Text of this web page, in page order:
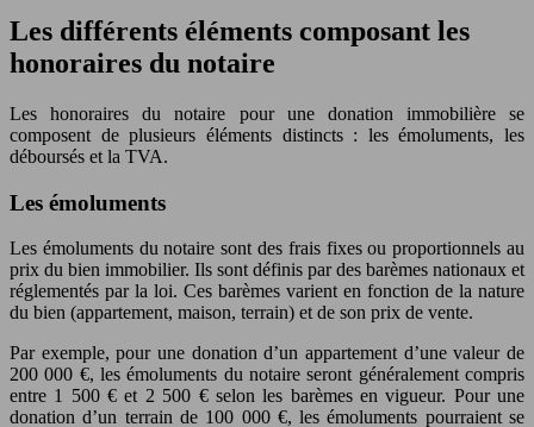
Les différents éléments composant les
honoraires du notaire
Les honoraires du notaire pour une donation immobilière se
composent de plusieurs éléments distincts : les émoluments, les
déboursés et la TVA.
Les émoluments
Les émoluments du notaire sont des frais fixes ou proportionnels au
prix du bien immobilier. Ils sont définis par des barèmes nationaux et
réglementés par la loi. Ces barèmes varient en fonction de la nature
du bien (appartement, maison, terrain) et de son prix de vente.
Par exemple, pour une donation d’un appartement d’une valeur de
200 000 €, les émoluments du notaire seront généralement compris
entre 1 500 € et 2 500 € selon les barèmes en vigueur. Pour une
donation d’un terrain de 100 000 €, les émoluments pourraient se